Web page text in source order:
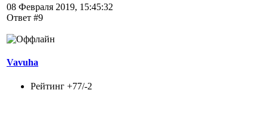
08 Февраля 2019, 15:45:32
Ответ #9
Vavuha
Рейтинг +77/-2